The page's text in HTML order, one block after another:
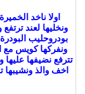
اولا ناخد
ونخليها لعند
بودروحليب
ونفركها كويس مع
تترفع نضيفها
اخف والذ ونشيبها